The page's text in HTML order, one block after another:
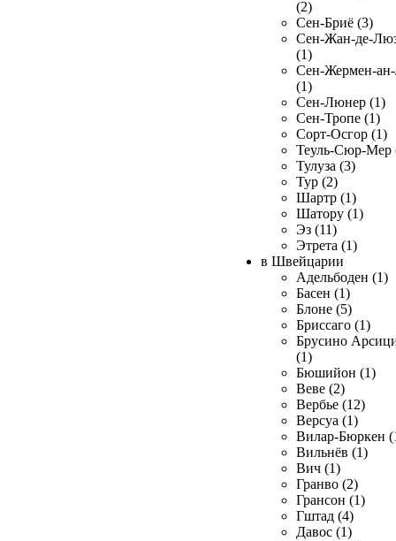
(2)
Сен-Бриё (3)
Сен-Жан-де-
(1)
Сен-Жермен-
(1)
Сен-Люнер (1)
Сен-Тропе (1)
Сорт-Осгор (1)
Теуль-Сюр-Мер
Тулуза (3)
Тур (2)
Шартр (1)
Шатору (1)
Эз (11)
Этрета (1)
в Швейцарии
Адельбоден (1)
Басен (1)
Блоне (5)
Бриссаго (1)
Брусино
(1)
Бюшийон (1)
Веве (2)
Вербье (12)
Версуа (1)
Вилар-Бюркен
Вильнёв (1)
Вич (1)
Гранво (2)
Грансон (1)
Гштад (4)
Давос (1)